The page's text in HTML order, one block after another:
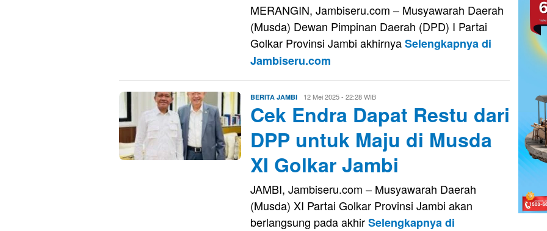
MERANGIN, Jambiseru.com – Musyawarah Daerah
(Musda) Dewan Pimpinan Daerah (DPD) I Partai
Golkar Provinsi Jambi akhirnyaSelengkapnya di
Jambiseru.com
BERITA JAMBI Evo
Kusnady
12 Mei 2025 - 22:28 WIB
Cek Endra Dapat Restu dari
DPP untuk Maju di Musda
XI Golkar Jambi
JAMBI, Jambiseru.com – Musyawarah Daerah
(Musda) XI Partai Golkar Provinsi Jambi akan
berlangsung pada akhirSelengkapnya di